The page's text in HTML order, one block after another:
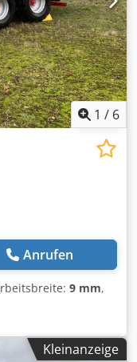
1 / 6
Anrufen
9 mm,
Kleinanzeige